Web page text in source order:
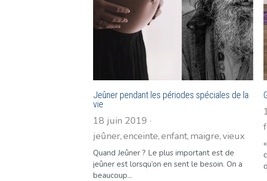
Jeûner pendant les périodes spéciales de la
vie
18 juin 2019 ·
jeûner,enceinte,enfant, maigre,vieux
Quand Jeûner ? Le plus important est de
jeûner est lorsqu’on en sent le besoin. On a
beaucoup...